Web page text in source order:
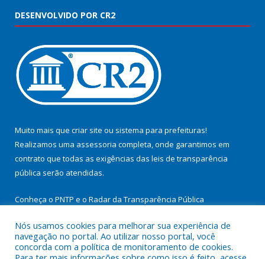
DESENVOLVIDO POR CR2
Muito mais que criar site ou sistema para prefeituras!
Realizamos uma assessoria completa, onde garantimos em
contrato que todas as exigências das leis de transparência
pública serão atendidas.
Conheça o PNTP e o Radar da Transparência Pública
Nós usamos cookies para melhorar sua experiência de
navegação no portal. Ao utilizar nosso portal, você
concorda com a política de monitoramento de cookies.